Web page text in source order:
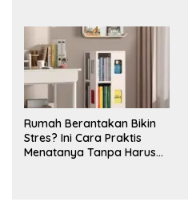
Rumah Berantakan Bikin
Stres? Ini Cara Praktis
Menatanya Tanpa Harus